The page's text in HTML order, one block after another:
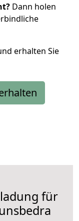
Dann holen
erhalten Sie
für